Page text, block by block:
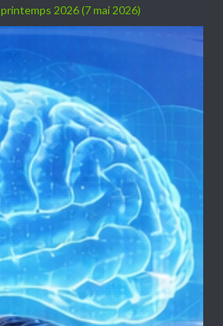
Matinée Scientifique de printemps 2026 (7 mai 2026)